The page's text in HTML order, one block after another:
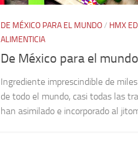
DE MÉXICO PARA EL MUNDO/ HMX
ALIMENTICIA
De México para el
Ingrediente imprescindible de
de todo el mundo, casi todas las
han asimilado e incorporado al